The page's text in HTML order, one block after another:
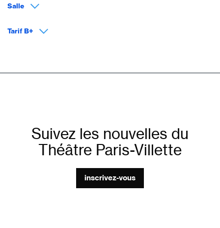
Salle
Tarif B+
Suivez les nouvelles du
Théâtre Paris-Villette
inscrivez-vous